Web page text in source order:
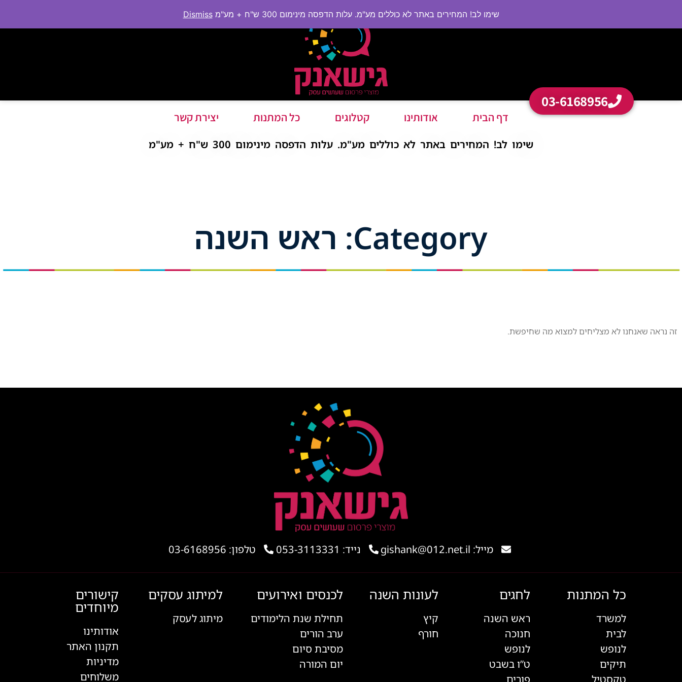
03-6168956
דף הבית אודותינו קטלוגים כל המתנות יצירת קשר
שימו לב! המחירים באתר לא כוללים מע"מ. עלות הדפסה מינימום 300 ש"ח + מע"מ
Category: ראש השנה
זה נראה שאנחנו לא מצליחים למצוא מה שחיפשת.
מייל: gishank@012.net.il נייד: 053-3113331 טלפון: 03-6168956
כל המתנות
למשרד
לבית
לנופש
תיקים
טקסטיל
לחגים
ראש השנה
חנוכה
לנופש
ט”ו בשבט
פורים
לעונות השנה
קיץ
חורף
לכנסים ואירועים
תחילת שנת הלימודים
ערב הורים
מסיבת סיום
יום המורה
למיתוג עסקים
מיתוג לעסק
קישורים
מיוחדים
אודותינו
תקנון האתר
מדיניות
משלוחים
שימו לב! המחירים באתר לא כוללים מע"מ. עלות הדפסה מינימום 300 ש"ח + מע"מ Dismiss